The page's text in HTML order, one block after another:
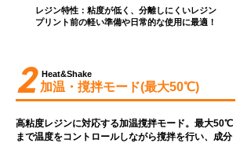
レジン特性：粘度が低く、分離しにくいレジン
プリント前の軽い準備や日常的な使用に最適！
2 Heat&Shake
加温・撹拌モード(最大50℃)
高粘度レジンに対応する加温撹拌モード。最大50℃
まで温度をコントロールしながら撹拌を行い、成分